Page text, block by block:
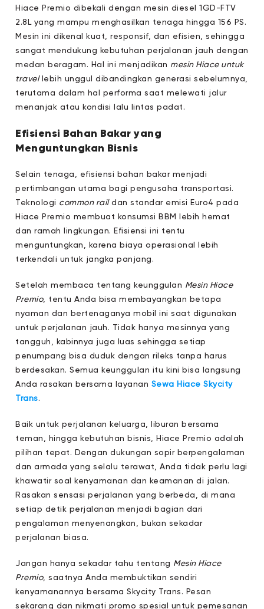
Hiace Premio dibekali dengan mesin diesel 1GD-FTV
2.8L yang mampu menghasilkan tenaga hingga 156 PS.
Mesin ini dikenal kuat, responsif, dan efisien, sehingga
sangat mendukung kebutuhan perjalanan jauh dengan
medan beragam. Hal ini menjadikan mesin Hiace untuk
travellebih unggul dibandingkan generasi sebelumnya,
terutama dalam hal performa saat melewati jalur
menanjak atau kondisi lalu lintas padat.
Efisiensi Bahan Bakar yang
Menguntungkan Bisnis
Selain tenaga, efisiensi bahan bakar menjadi
pertimbangan utama bagi pengusaha transportasi.
Teknologi common raildan standar emisi Euro4 pada
Hiace Premio membuat konsumsi BBM lebih hemat
dan ramah lingkungan. Efisiensi ini tentu
menguntungkan, karena biaya operasional lebih
terkendali untuk jangka panjang.
Setelah membaca tentang keunggulan Mesin Hiace
Premio, tentu Anda bisa membayangkan betapa
nyaman dan bertenaganya mobil ini saat digunakan
untuk perjalanan jauh. Tidak hanya mesinnya yang
tangguh, kabinnya juga luas sehingga setiap
penumpang bisa duduk dengan rileks tanpa harus
berdesakan. Semua keunggulan itu kini bisa langsung
Anda rasakan bersama layanan Sewa Hiace Skycity
Trans.
Baik untuk perjalanan keluarga, liburan bersama
teman, hingga kebutuhan bisnis, Hiace Premio adalah
pilihan tepat. Dengan dukungan sopir berpengalaman
dan armada yang selalu terawat, Anda tidak perlu lagi
khawatir soal kenyamanan dan keamanan di jalan.
Rasakan sensasi perjalanan yang berbeda, di mana
setiap detik perjalanan menjadi bagian dari
pengalaman menyenangkan, bukan sekadar
perjalanan biasa.
Jangan hanya sekadar tahu tentang Mesin Hiace
Premio, saatnya Anda membuktikan sendiri
kenyamanannya bersama Skycity Trans. Pesan
sekarang dan nikmati promo spesial untuk pemesanan